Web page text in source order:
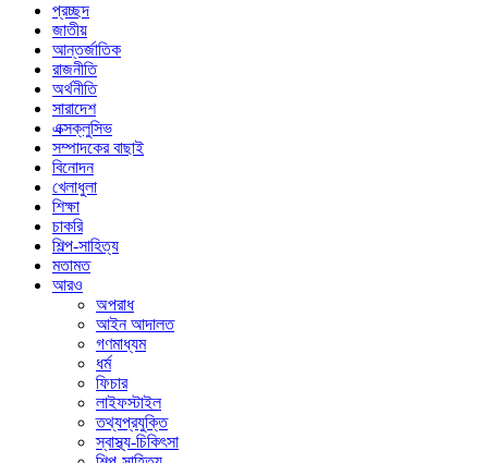
প্রচ্ছদ
জাতীয়
আন্তর্জাতিক
রাজনীতি
অর্থনীতি
সারাদেশ
এক্সক্লুসিভ
সম্পাদকের বাছাই
বিনোদন
খেলাধুলা
শিক্ষা
চাকরি
শিল্প-সাহিত্য
মতামত
আরও
অপরাধ
আইন আদালত
গণমাধ্যম
ধর্ম
ফিচার
লাইফস্টাইল
তথ্যপ্রযুক্তি
স্বাস্থ্য-চিকিৎসা